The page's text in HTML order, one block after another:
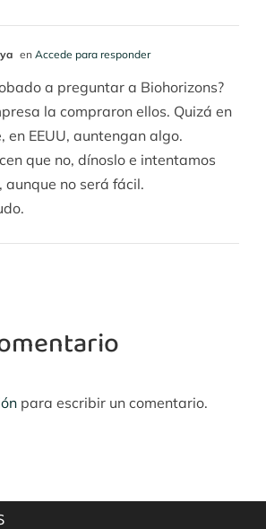
en Accede para responder
a preguntar a Biohorizons?
la compraron ellos. Quizá en
en EEUU, auntengan algo.
que no, dínoslo e intentamos
aunque no será fácil.
para escribir un comentario.